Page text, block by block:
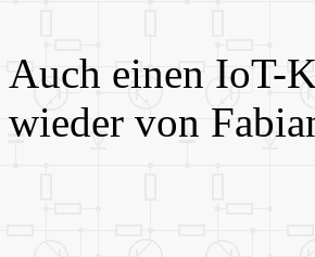
Auch einen IoT-
wieder von